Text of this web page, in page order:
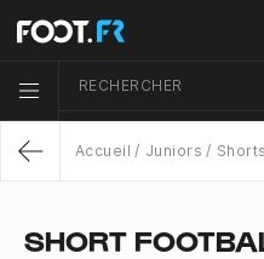
Menu list icon
RECHERCHER
Accueil Juniors Shorts
SHORT